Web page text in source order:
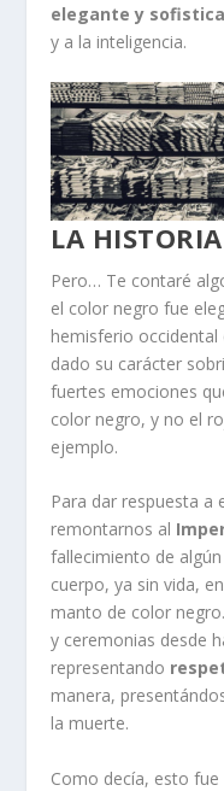
elegante y
y a la inteligencia.
LA
Pero… Te contaré
el color negro fue
hemisferio occidental
dado su carácter
fuertes emociones
color negro, y no el
ejemplo.
Para dar respuesta a
remontarnos al
fallecimiento de
cuerpo, ya sin vida,
manto de color
y ceremonias desde
representando
manera,
la muerte.
Como decía, esto